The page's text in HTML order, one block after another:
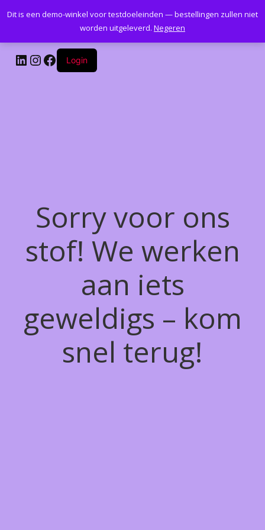
Kantoormeubelenplus.com
LinkedIn
Instagram
Facebook
Login
Sorry voor ons
stof! We werken
aan iets
geweldigs – kom
snel terug!
Dit is een demo-winkel voor testdoeleinden — bestellingen zullen niet
worden uitgeleverd. Negeren